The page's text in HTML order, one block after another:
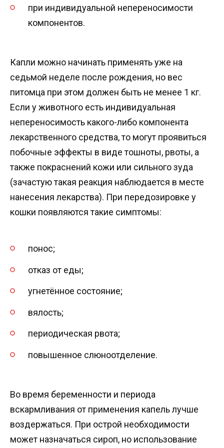
при индивидуальной непереносимости
компонентов.
Капли можно начинать применять уже на
седьмой неделе после рождения, но вес
питомца при этом должен быть не менее 1 кг.
Если у животного есть индивидуальная
непереносимость какого-либо компонента
лекарственного средства, то могут проявиться
побочные эффекты в виде тошноты, рвоты, а
также покраснений кожи или сильного зуда
(зачастую такая реакция наблюдается в месте
нанесения лекарства). При передозировке у
кошки появляются такие симптомы:
понос;
отказ от еды;
угнетённое состояние;
вялость;
периодическая рвота;
повышенное слюноотделение.
Во время беременности и периода
вскармливания от применения капель лучше
воздержаться. При острой необходимости
может назначаться сироп, но использование